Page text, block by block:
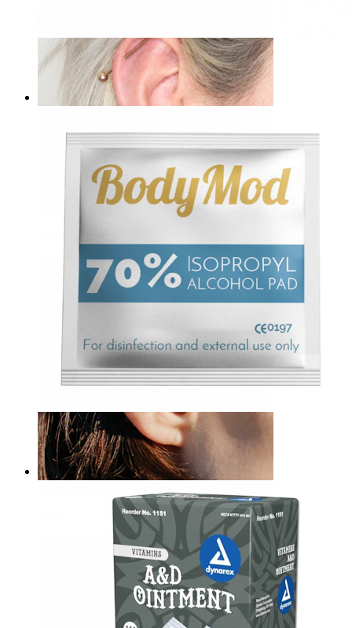
Industrial
Bodymod Care
5er-Pack Silikonscheiben
3,00 €
Bodymod Care
Desinfizierender Alkoholtupfer
1,00 €